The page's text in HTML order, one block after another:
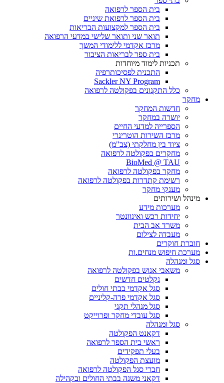
בית הספר לרפואה
בית הספר לרפואת שיניים
בית הספר למקצועות הבריאות
תואר שני ותואר שלישי במדעי הרפואה
מרכז אקדמי ללימודי המשך
בית ספר לבריאות הציבור
תכניות לימוד מיוחדות
התכנית לפסיכותרפיה
Sackler NY Program
כלל התקנונים בפקולטה לרפואה
מחקר
חדשות המחקר
יושרה במחקר
הספרייה למדעי החיים
מרכז השירות הוטרינרי
ציוד בין מחלקתי (צב"מ)
מחקרים בפקולטה לרפואה
BioMed @ TAU
מחקר בפקולטה לרפואה
רשימת קתדרות בפקולטה לרפואה
מענקי מחקר
מינהל ושירותים
מערכות מידע
יחידות רכש ואינוונטר
משרד אב הבית
מעבדה לצילום
חוברת חוקרים
מערכת חיפוש מנחים.ות
סגל ומנהלה
משאבי אנוש בפקולטה לרפואה
נקלטים חדשים
סגל אקדמי בבתי חולים
סגל אקדמי פרה-קליניים
סגל מנהלי תקני
סגל עובדי מחקר ופרוייקט
סגל ומנהלה
דקאנט הפקולטה
ראשי בית הספר לרפואה
בעלי תפקידים
מועצת הפקולטה
חברי סגל הפקולטה לרפואה
דקאני משנה בבתי החולים ובקהילה